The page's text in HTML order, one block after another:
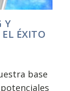
Y
EL ÉXITO
base